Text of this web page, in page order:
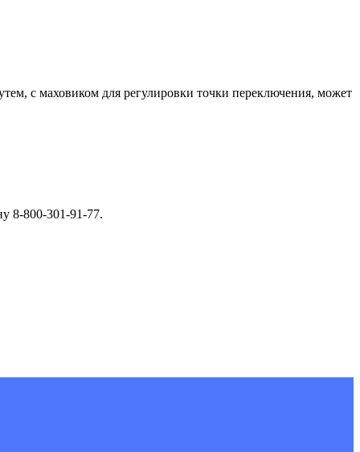
с маховиком для регулировки точки переключения, может
8-800-301-91-77.